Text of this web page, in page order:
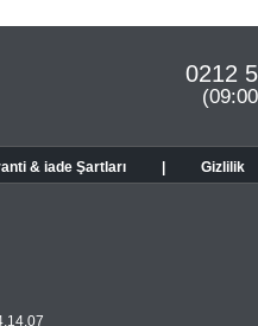
0212
& iade Şartları Gizlilik